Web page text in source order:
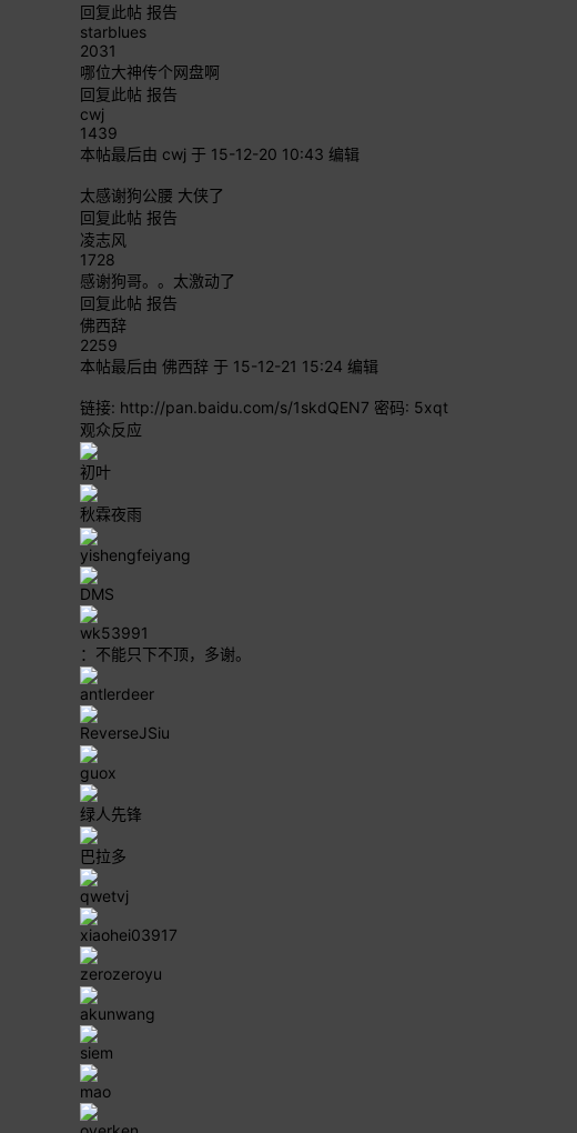
回复此帖 报告
starblues
2031
哪位大神传个网盘啊
回复此帖 报告
cwj
1439
本帖最后由 cwj 于 15-12-20 10:43 编辑
太感谢狗公腰 大侠了
回复此帖 报告
凌志风
1728
感谢狗哥。。太激动了
回复此帖 报告
佛西辞
2259
本帖最后由 佛西辞 于 15-12-21 15:24 编辑
链接: http://pan.baidu.com/s/1skdQEN7 密码: 5xqt
观众反应
初叶
秋霖夜雨
yishengfeiyang
DMS
wk53991
：不能只下不顶，多谢。
antlerdeer
ReverseJSiu
guox
绿人先锋
巴拉多
qwetvj
xiaohei03917
zerozeroyu
akunwang
siem
mao